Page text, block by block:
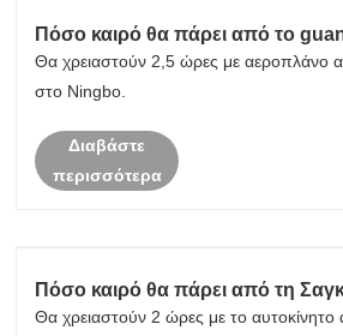
Πόσο καιρό θα πάρει από το
εργοστάσιό σας;
Θα χρειαστούν 2,5 ώρες με αεροπλάνο
στο Ningbo.
Διαβάστε
περισσότερα
Πόσο καιρό θα πάρει από τη
εργοστάσιό σας;
Θα χρειαστούν 2 ώρες με το